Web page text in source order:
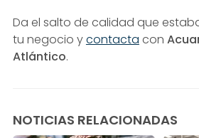
Da el salto de calidad que
tu negocio ycontacta con
Atlántico.
NOTICIAS RELACIONADAS